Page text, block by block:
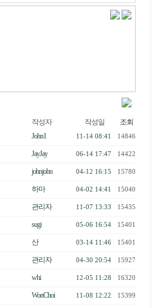
작성자 작성일 조회
John1 11-14 08:41 14846
JayJay 06-14 17:47 14422
johnjohn 04-12 16:15 15780
하마 04-02 14:41 15040
관리자 11-07 13:33 15435
sugi 05-06 16:54 15401
산 03-14 11:46 15401
관리자 04-30 20:54 15927
whi 12-05 11:28 16320
WonChoi 11-08 12:22 15399